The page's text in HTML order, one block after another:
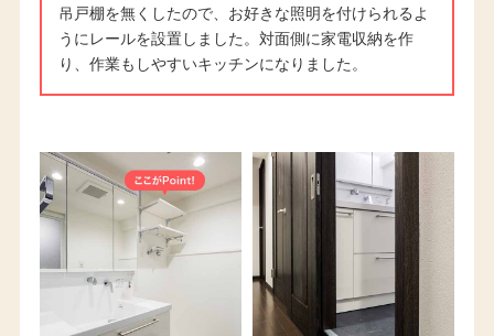
吊戸棚を無くしたので、お好きな照明を付けられるよ
うにレールを設置しました。対面側に家電収納を作
り、作業もしやすいキッチンになりました。